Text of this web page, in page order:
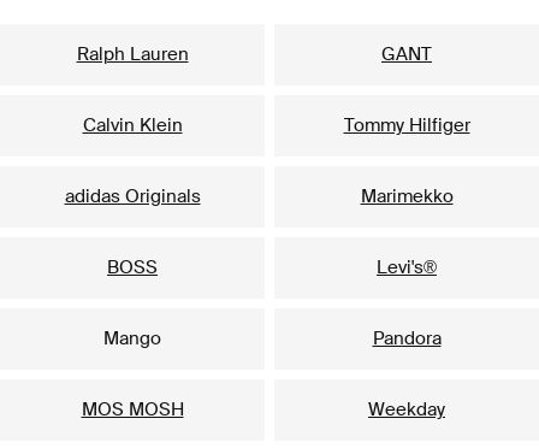
Ralph Lauren GANT
Calvin Klein Tommy Hilfiger
adidas Originals Marimekko
BOSS Levi's®
Mango Pandora
MOS MOSH Weekday